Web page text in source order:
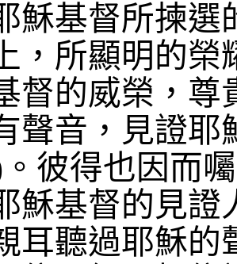
穌基督所揀選
，所顯明的
督的威榮，
聲音，見證耶
。彼得也因而
穌基督的見證
耳聽過耶穌的